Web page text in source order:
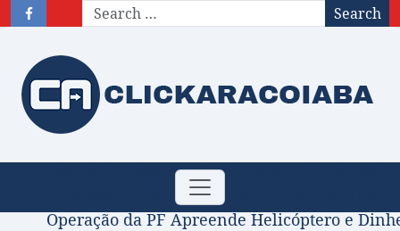
Search
Toggle
navigation
Obituário – Nota de falecimento: 31/07/2026
Comissão Aprova Projeto de Jilmar Tatto
Operação da PF Apreende Helicóptero e